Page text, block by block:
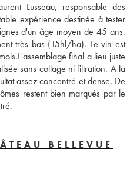
Lusseau, responsable des
expérience destinée à tester
d'un âge moyen de 45 ans.
très bas (15hl/ha). Le vin est
final a lieu juste
sans collage ni filtration. A la
assez concentré et dense. De
restent bien marqués par le
BELLEVUE